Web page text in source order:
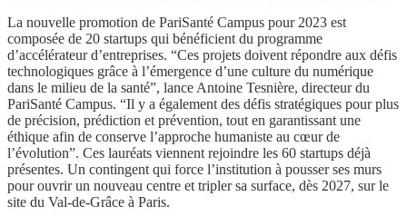
La nouvelle promotion de PariSanté Campus pour 2023 est
composée de 20 startups qui bénéficient du programme
d’accélérateur d’entreprises. “Ces projets doivent répondre aux défis
technologiques grâce à l’émergence d’une culture du numérique
dans le milieu de la santé”, lance Antoine Tesnière, directeur du
PariSanté Campus. “Il y a également des défis stratégiques pour plus
de précision, prédiction et prévention, tout en garantissant une
éthique afin de conserve l’approche humaniste au cœur de
l’évolution”. Ces lauréats viennent rejoindre les 60 startups déjà
présentes. Un contingent qui force l’institution à pousser ses murs
pour ouvrir un nouveau centre et tripler sa surface, dès 2027, sur le
site du Val-de-Grâce à Paris.